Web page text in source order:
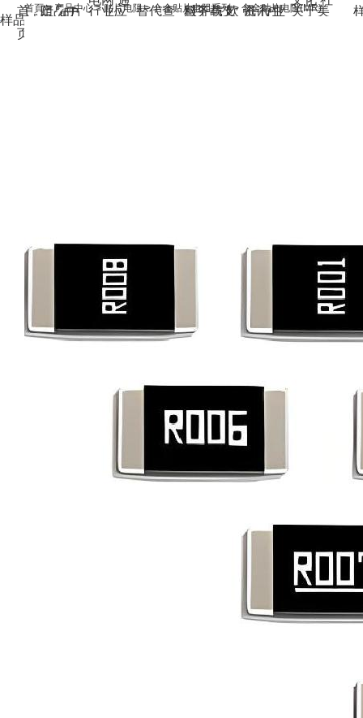
首
页
产品中
阻贴片 行业应
替代查
服务与支
料下载欧 资讯中
讯行业 关于美
样品试用
贴片
电感
行
业
应
通信
首頁> 产品中心> 贴片电阻> 合金贴片电阻系列> 合金贴片电阻(MR)